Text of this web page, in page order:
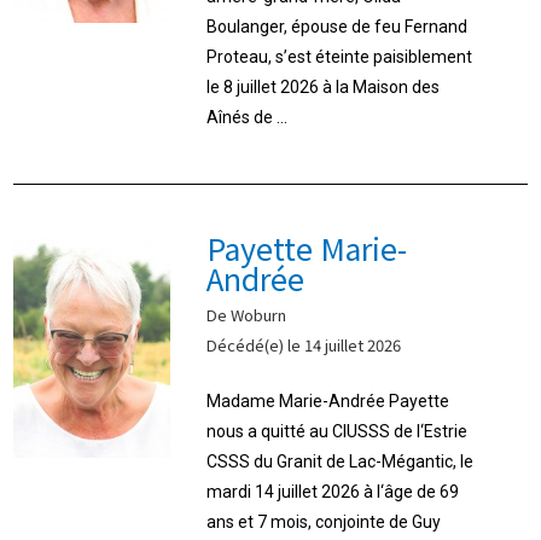
Boulanger, épouse de feu Fernand
Proteau, s’est éteinte paisiblement
le 8 juillet 2026 à la Maison des
Aînés de ...
Payette Marie-
Andrée
De Woburn
Décédé(e) le 14 juillet 2026
Madame Marie-Andrée Payette
nous a quitté au CIUSSS de l‘Estrie
CSSS du Granit de Lac-Mégantic, le
mardi 14 juillet 2026 à l‘âge de 69
ans et 7 mois, conjointe de Guy